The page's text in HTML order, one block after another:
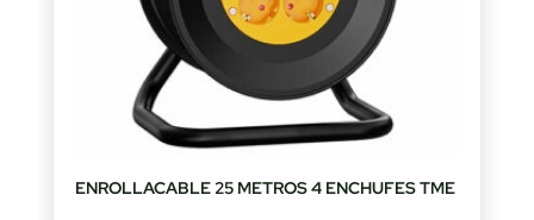
ENROLLACABLE 25 METROS 4 ENCHUFES TME